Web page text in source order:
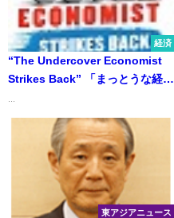
経済
“The Undercover Economist
Strikes Back” 「まっとうな経済
東アジアニュース